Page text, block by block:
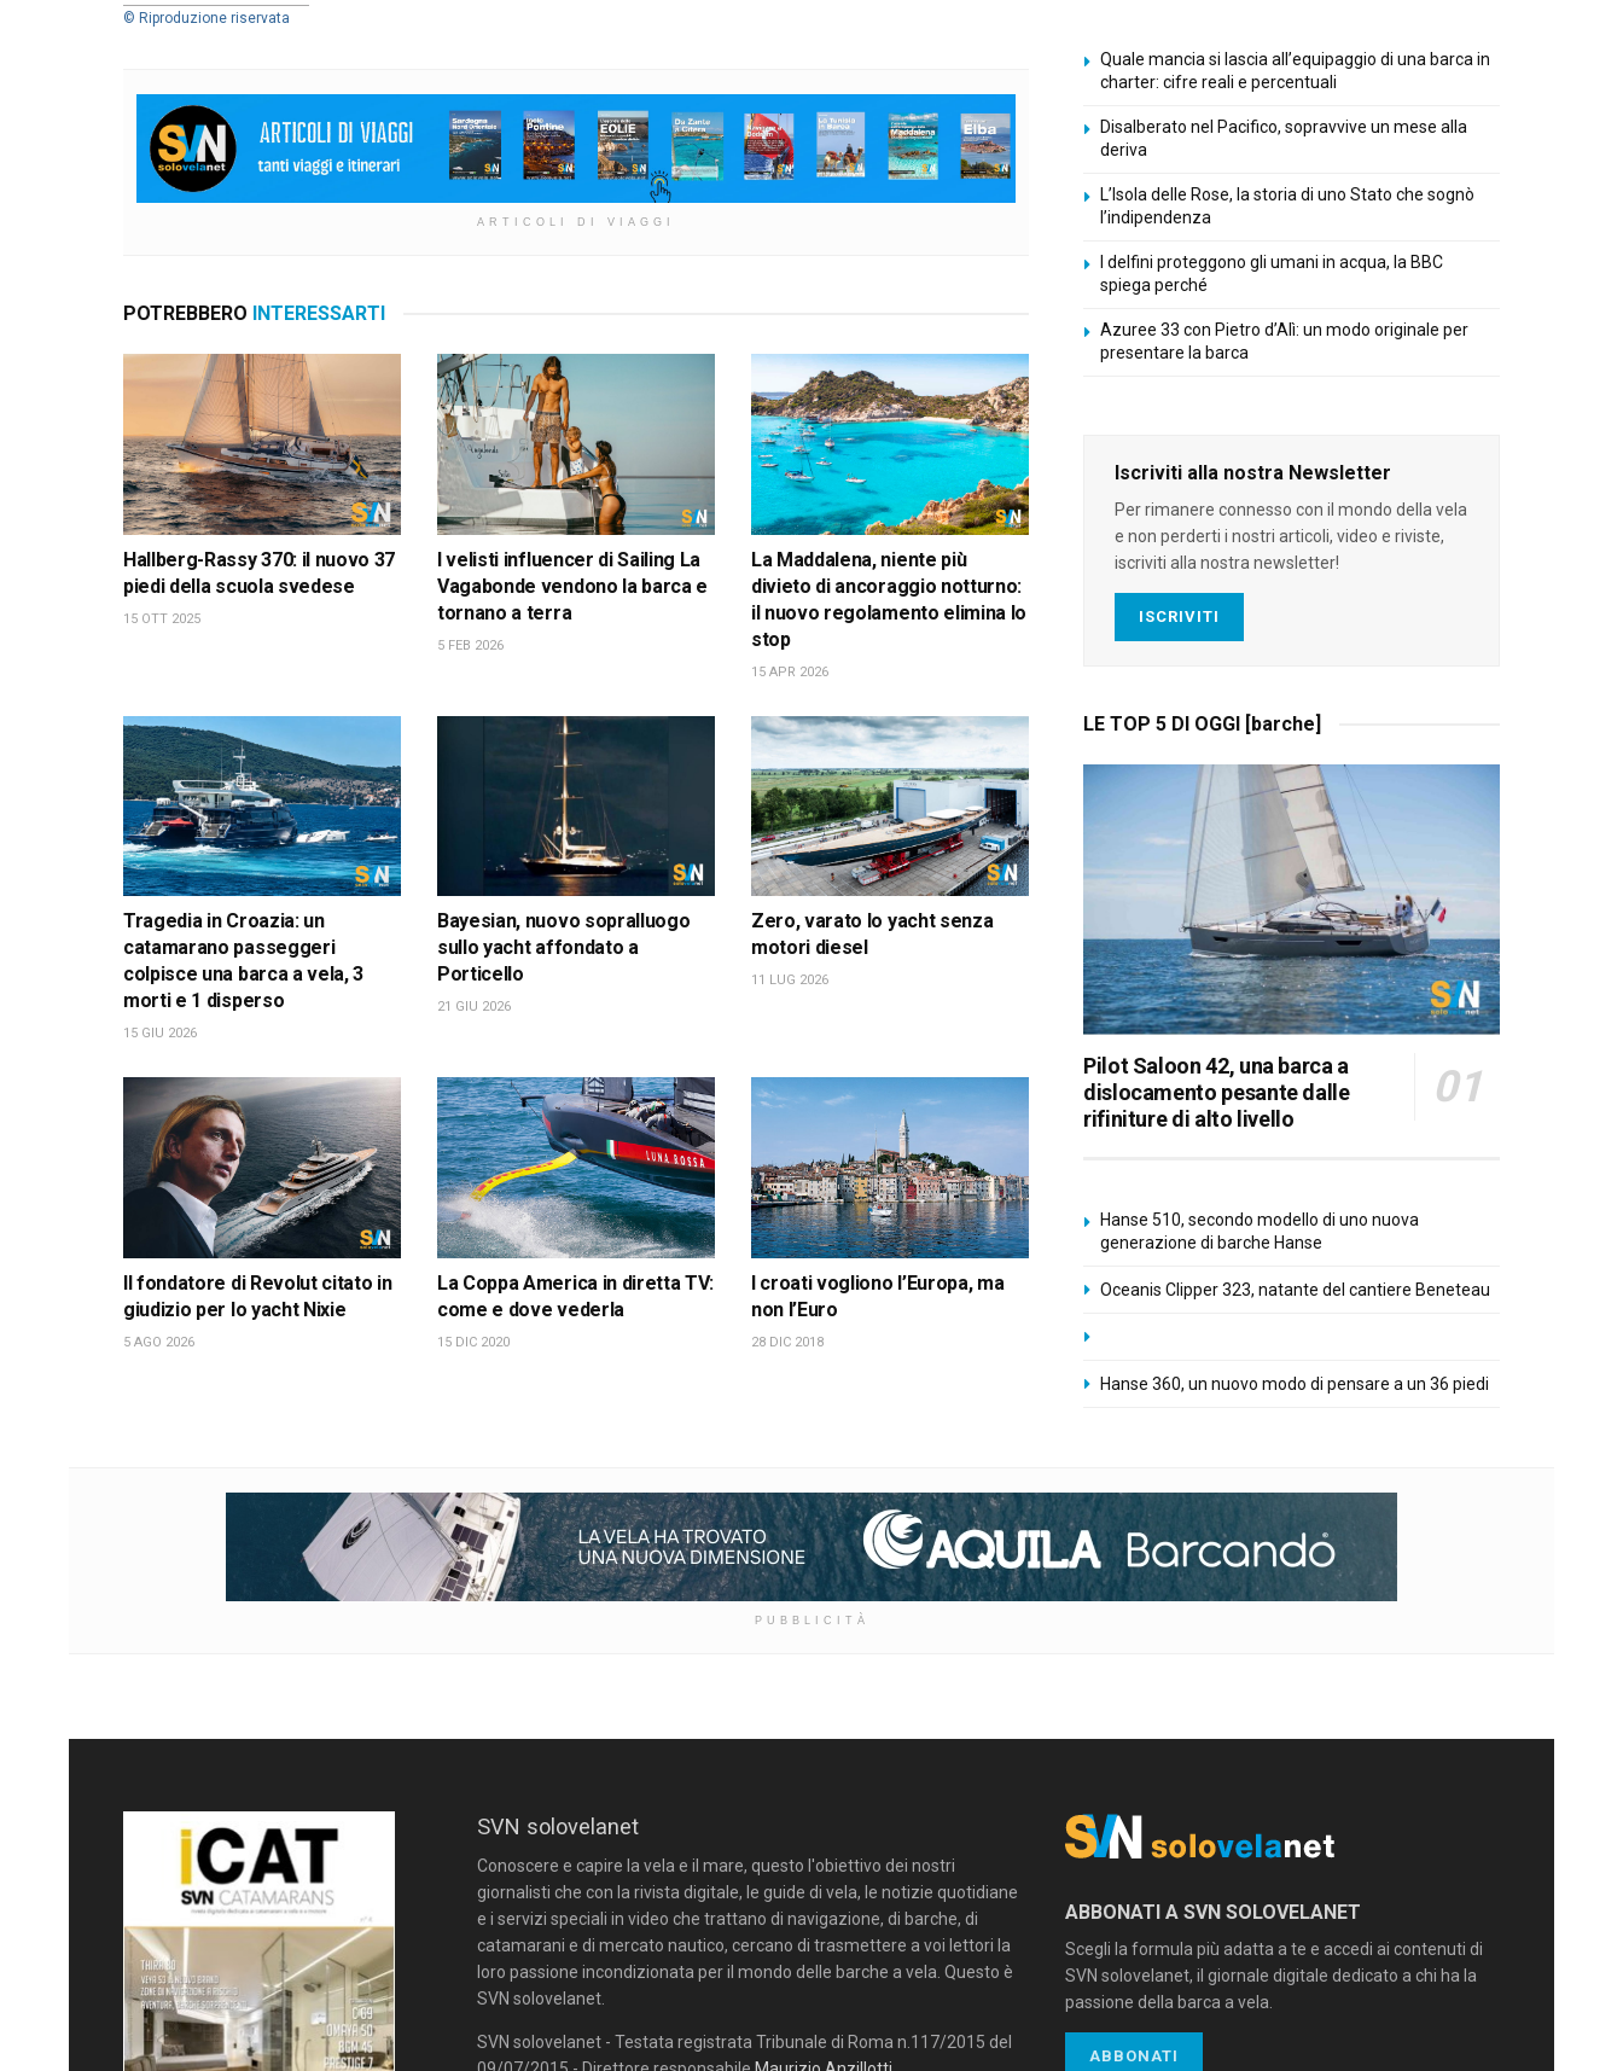
© Riproduzione riservata
ARTICOLI DI VIAGGI
POTREBBERO INTERESSARTI
Hallberg-Rassy 370: il nuovo 37
piedi della scuola svedese
15 OTT 2025
I velisti influencer di Sailing La
Vagabonde vendono la barca e
tornano a terra
5 FEB 2026
La Maddalena, niente più
divieto di ancoraggio notturno:
il nuovo regolamento elimina lo
stop
15 APR 2026
Tragedia in Croazia: un
catamarano passeggeri
colpisce una barca a vela, 3
morti e 1 disperso
15 GIU 2026
Bayesian, nuovo sopralluogo
sullo yacht affondato a
Porticello
21 GIU 2026
Zero, varato lo yacht senza
motori diesel
11 LUG 2026
Il fondatore di Revolut citato in
giudizio per lo yacht Nixie
5 AGO 2026
La Coppa America in diretta TV:
come e dove vederla
15 DIC 2020
I croati vogliono l’Europa, ma
non l’Euro
28 DIC 2018
Quale mancia si lascia all’equipaggio di una barca in
charter: cifre reali e percentuali
Disalberato nel Pacifico, sopravvive un mese alla
deriva
L’Isola delle Rose, la storia di uno Stato che sognò
l’indipendenza
I delfini proteggono gli umani in acqua, la BBC
spiega perché
Azuree 33 con Pietro d’Alì: un modo originale per
presentare la barca
Iscriviti alla nostra Newsletter
Per rimanere connesso con il mondo della vela
e non perderti i nostri articoli, video e riviste,
iscriviti alla nostra newsletter!
ISCRIVITI
LE TOP 5 DI OGGI [barche]
Pilot Saloon 42, una barca a
dislocamento pesante dalle
rifiniture di alto livello
Hanse 510, secondo modello di uno nuova
generazione di barche Hanse
Oceanis Clipper 323, natante del cantiere Beneteau
Hanse 360, un nuovo modo di pensare a un 36 piedi
PUBBLICITÀ
SVN solovelanet
Conoscere e capire la vela e il mare, questo l'obiettivo dei nostri
giornalisti che con la rivista digitale, le guide di vela, le notizie quotidiane
e i servizi speciali in video che trattano di navigazione, di barche, di
catamarani e di mercato nautico, cercano di trasmettere a voi lettori la
loro passione incondizionata per il mondo delle barche a vela. Questo è
SVN solovelanet.
SVN solovelanet - Testata registrata Tribunale di Roma n.117/2015 del
ABBONATI A SVN SOLOVELANET
Scegli la formula più adatta a te e accedi ai contenuti di
SVN solovelanet, il giornale digitale dedicato a chi ha la
passione della barca a vela.
ABBONATI